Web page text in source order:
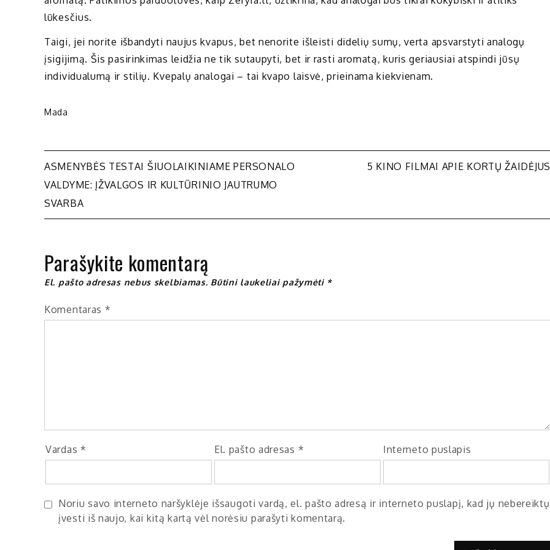
lūkesčius.
Taigi, jei norite išbandyti naujus kvapus, bet nenorite išleisti didelių sumų, verta apsvarstyti analogų
įsigijimą. Šis pasirinkimas leidžia ne tik sutaupyti, bet ir rasti aromatą, kuris geriausiai atspindi jūsų
individualumą ir stilių. Kvepalų analogai – tai kvapo laisvė, prieinama kiekvienam.
Mada
Navigacija
tarp
ASMENYBĖS TESTAI ŠIUOLAIKINIAME PERSONALO
VALDYME: ĮŽVALGOS IR KULTŪRINIO JAUTRUMO
SVARBA
5 KINO FILMAI APIE KORTŲ ŽAIDĖJUS
Parašykite komentarą
El. pašto adresas nebus skelbiamas. Būtini laukeliai pažymėti *
Komentaras *
Vardas * El. pašto adresas * Interneto puslapis
Noriu savo interneto naršyklėje išsaugoti vardą, el. pašto adresą ir interneto puslapį, kad jų nebereiktų
įvesti iš naujo, kai kitą kartą vėl norėsiu parašyti komentarą.